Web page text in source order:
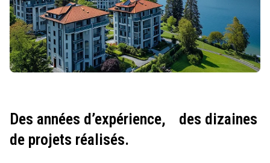
Des années d’expérience,
des dizaines
de projets réalisés.